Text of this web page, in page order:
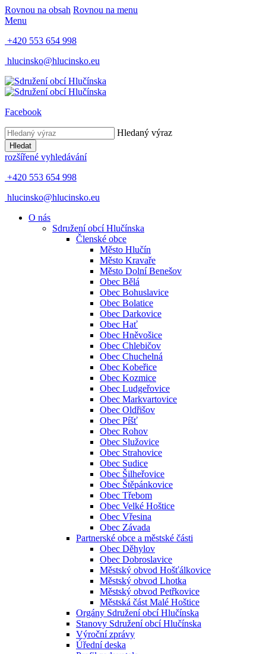
Rovnou na obsah Rovnou na menu
Menu
+420 553 654 998
hlucinsko@hlucinsko.eu
Facebook
Hledaný výraz
Hledat
rozšířené vyhledávání
+420 553 654 998
hlucinsko@hlucinsko.eu
O nás
Sdružení obcí Hlučínska
Členské obce
Město Hlučín
Město Kravaře
Město Dolní Benešov
Obec Bělá
Obec Bohuslavice
Obec Bolatice
Obec Darkovice
Obec Hať
Obec Hněvošice
Obec Chlebičov
Obec Chuchelná
Obec Kobeřice
Obec Kozmice
Obec Ludgeřovice
Obec Markvartovice
Obec Oldřišov
Obec Píšť
Obec Rohov
Obec Služovice
Obec Strahovice
Obec Sudice
Obec Šilheřovice
Obec Štěpánkovice
Obec Třebom
Obec Velké Hoštice
Obec Vřesina
Obec Závada
Partnerské obce a městské části
Obec Děhylov
Obec Dobroslavice
Městský obvod Hošťálkovice
Městský obvod Lhotka
Městský obvod Petřkovice
Městská část Malé Hoštice
Orgány Sdružení obcí Hlučínska
Stanovy Sdružení obcí Hlučínska
Výroční zprávy
Úřední deska